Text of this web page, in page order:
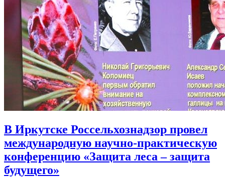
В Иркутске Россельхознадзор провел
международную научно-практическую
конференцию «Защита леса – защита
будущего»